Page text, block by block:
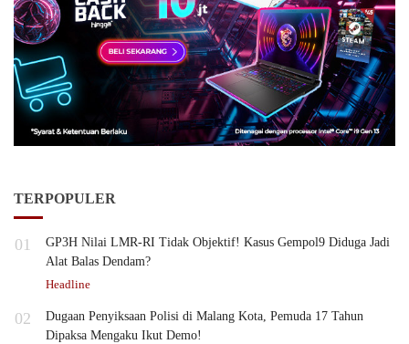
TERPOPULER
01
GP3H Nilai LMR-RI Tidak Objektif! Kasus Gempol9 Diduga Jadi
Alat Balas Dendam?
Headline
02
Dugaan Penyiksaan Polisi di Malang Kota, Pemuda 17 Tahun
Dipaksa Mengaku Ikut Demo!